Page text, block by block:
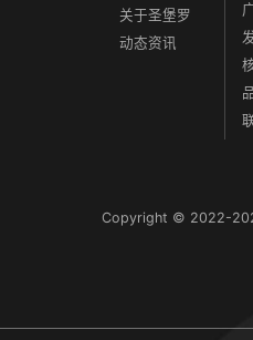
关于圣堡罗
动态资讯
Copyright © 2022-